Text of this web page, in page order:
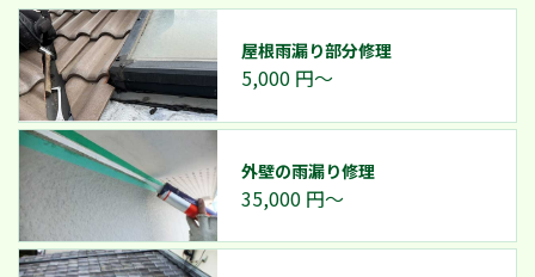
屋根雨漏り部分修理
5,000 円～
外壁の雨漏り修理
35,000 円～